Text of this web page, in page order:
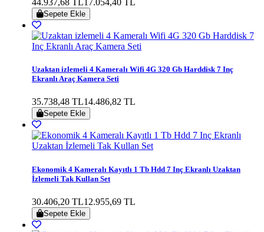
44.937,68 TL17.054,40 TL
Sepete Ekle
Uzaktan izlemeli 4 Kameralı Wifi 4G 320 Gb Harddisk 7 Inç
Ekranlı Araç Kamera Seti
35.738,48 TL14.486,82 TL
Sepete Ekle
Ekonomik 4 Kameralı Kayıtlı 1 Tb Hdd 7 Inç Ekranlı Uzaktan
İzlemeli Tak Kullan Set
30.406,20 TL12.955,69 TL
Sepete Ekle